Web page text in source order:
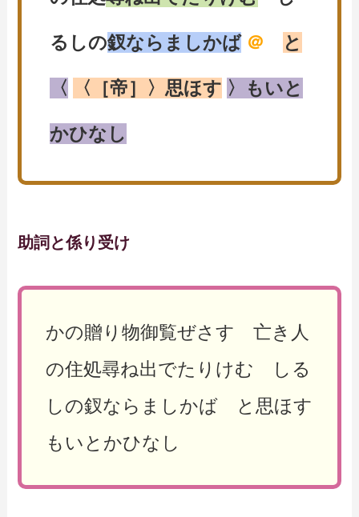
るしの釵ならましかば ＠ と
〈 〈［帝］〉思ほす 〉もいと
かひなし
助詞と係り受け
かの贈り物御覧ぜさす 亡き人
の住処尋ね出でたりけむ しる
しの釵ならましかば と思ほす
もいとかひなし